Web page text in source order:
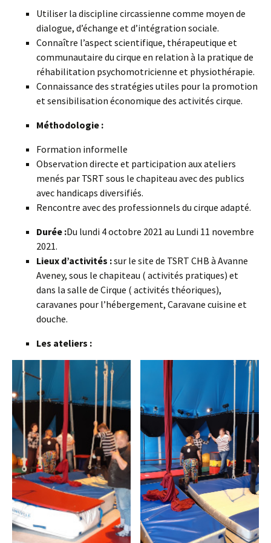
Utiliser la discipline circassienne comme moyen de
dialogue, d’échange et d’intégration sociale.
Connaître l’aspect scientifique, thérapeutique et
communautaire du cirque en relation à la pratique de
réhabilitation psychomotricienne et physiothérapie.
Connaissance des stratégies utiles pour la promotion
et sensibilisation économique des activités cirque.
Méthodologie :
Formation informelle
Observation directe et participation aux ateliers
menés par TSRT sous le chapiteau avec des publics
avec handicaps diversifiés.
Rencontre avec des professionnels du cirque adapté.
Durée :Du lundi 4 octobre 2021 au Lundi 11 novembre
2021.
Lieux d’activités :sur le site de TSRT CHB à Avanne
Aveney, sous le chapiteau ( activités pratiques) et
dans la salle de Cirque ( activités théoriques),
caravanes pour l’hébergement, Caravane cuisine et
douche.
Les ateliers :